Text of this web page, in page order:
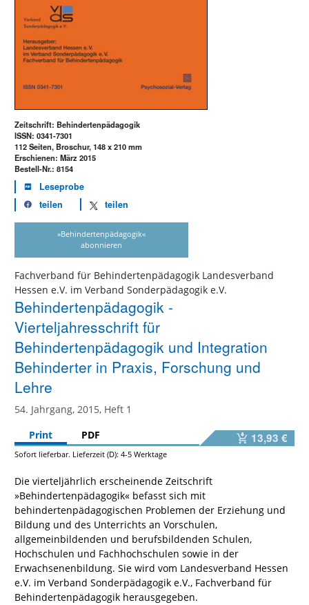
Zeitschrift: Behindertenpädagogik
ISSN: 0341-7301
112 Seiten, Broschur, 148 x 210 mm
Erschienen: März 2015
Bestell-Nr.: 8154
Leseprobe
teilen
teilen
»Behindertenpädagogik«
abonnieren
Fachverband für Behindertenpädagogik Landesverband
Hessen e.V. im Verband Sonderpädagogik e.V.
Behindertenpädagogik -
Vierteljahresschrift für
Behindertenpädagogik und Integration
Behinderter in Praxis, Forschung und
Lehre
54. Jahrgang, 2015, Heft 1
Print
PDF 13,93 €
Sofort lieferbar. Lieferzeit (D): 4-5 Werktage
Die vierteljährlich erscheinende Zeitschrift
»Behindertenpädagogik« befasst sich mit
behindertenpädagogischen Problemen der Erziehung und
Bildung und des Unterrichts an Vorschulen,
allgemeinbildenden und berufsbildenden Schulen,
Hochschulen und Fachhochschulen sowie in der
Erwachsenenbildung. Sie wird vom Landesverband Hessen
e.V. im Verband Sonderpädagogik e.V., Fachverband für
Behindertenpädagogik herausgegeben.